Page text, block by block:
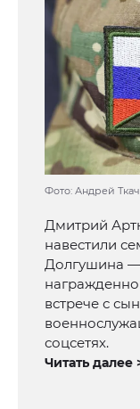
Фото: Андрей
Дмитрий
навестили
Долгушина
встрече с
соцсетях.
Читать далее